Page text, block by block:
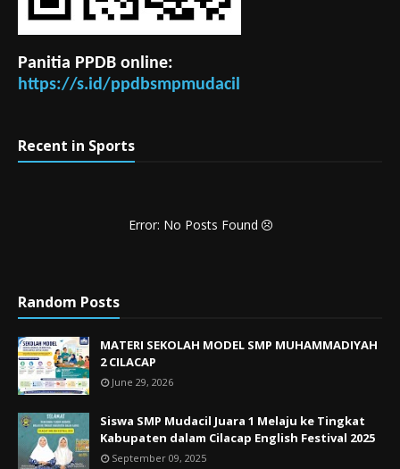
Panitia PPDB online:
https://s.id/ppdbsmpmudacil
Recent in Sports
Error: No Posts Found
Random Posts
MATERI SEKOLAH MODEL SMP MUHAMMADIYAH
2 CILACAP
June 29, 2026
Siswa SMP Mudacil Juara 1 Melaju ke Tingkat
Kabupaten dalam Cilacap English Festival 2025
September 09, 2025